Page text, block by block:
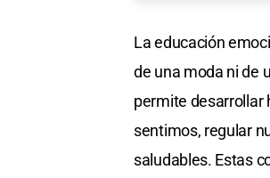
La educación
de una moda ni de
permite desarrollar
sentimos, regular
saludables. Estas